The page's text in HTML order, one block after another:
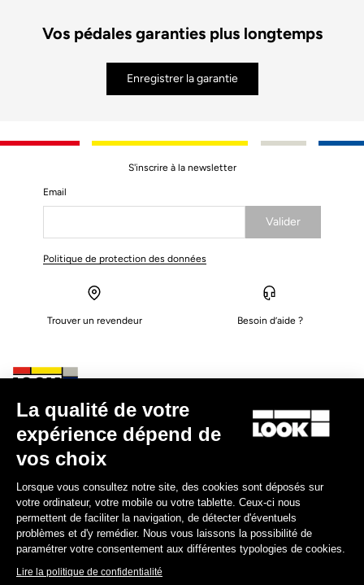
Vos pédales garanties plus longtemps
Enregistrer la garantie
Trouver un revendeur
S'inscrire à la newsletter
Email
Valider
Votre e-mail a bien été enregistré
Politique de protection des données
Besoin d’aide ?
Expériences
Boutique
Inside
Informations légales
La qualité de votre
expérience dépend de
vos choix
Lorsque vous consultez notre site, des cookies sont déposés sur
votre ordinateur, votre mobile ou votre tablette. Ceux-ci nous
permettent de faciliter la navigation, de détecter d'éventuels
problèmes et d'y remédier. Nous vous laissons la possibilité de
paramétrer votre consentement aux différentes typologies de cookies.
Lire la politique de confidentialité